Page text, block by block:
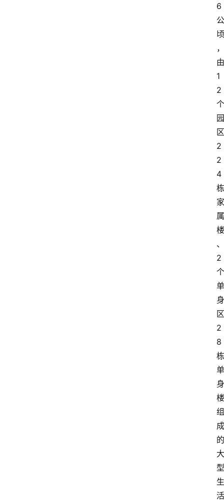
6
公
顷
，
由
1
2
个
园
区
2
2
4
栋
家
属
楼
、
2
个
单
身
区
2
8
栋
单
身
楼
组
成
的
大
型
生
活